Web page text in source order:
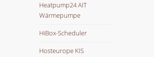
Heatpump24 AIT
Wärmepumpe
HiBox-Scheduler
Hosteurope KIS